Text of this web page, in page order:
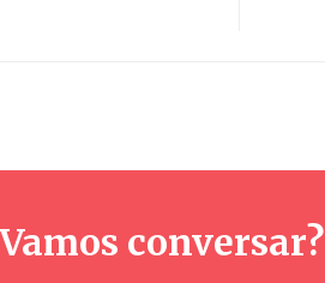
Vamos conversar?